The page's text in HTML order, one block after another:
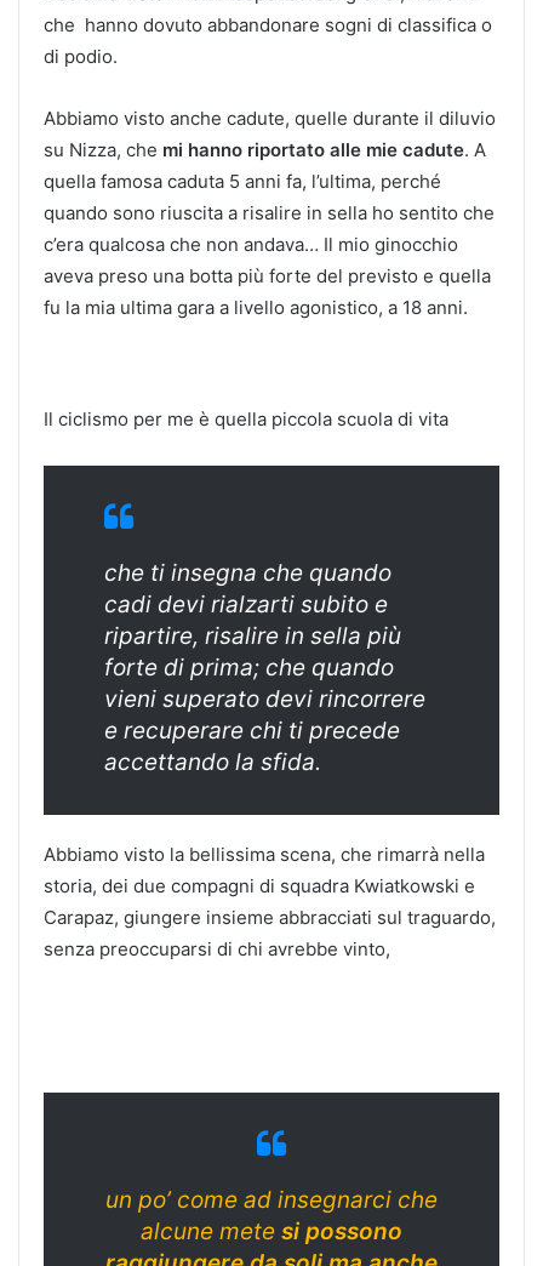
che hanno dovuto abbandonare sogni di classifica o
di podio.
Abbiamo visto anche cadute, quelle durante il diluvio
su Nizza, che mi hanno riportato alle mie cadute. A
quella famosa caduta 5 anni fa, l’ultima, perché
quando sono riuscita a risalire in sella ho sentito che
c’era qualcosa che non andava… Il mio ginocchio
aveva preso una botta più forte del previsto e quella
fu la mia ultima gara a livello agonistico, a 18 anni.
Il ciclismo per me è quella piccola scuola di vita
che ti insegna che quando
cadi devi rialzarti subito e
ripartire, risalire in sella più
forte di prima; che quando
vieni superato devi rincorrere
e recuperare chi ti precede
accettando la sfida.
Abbiamo visto la bellissima scena, che rimarrà nella
storia, dei due compagni di squadra Kwiatkowski e
Carapaz, giungere insieme abbracciati sul traguardo,
senza preoccuparsi di chi avrebbe vinto,
un po’ come ad insegnarci che
alcune mete si possono